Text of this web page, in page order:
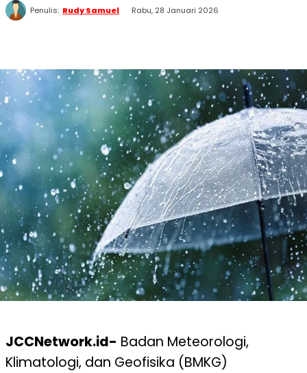
Penulis: Rudy Samuel Rabu, 28 Januari 2026
JCCNetwork.id- Badan Meteorologi,
Klimatologi, dan Geofisika (BMKG)